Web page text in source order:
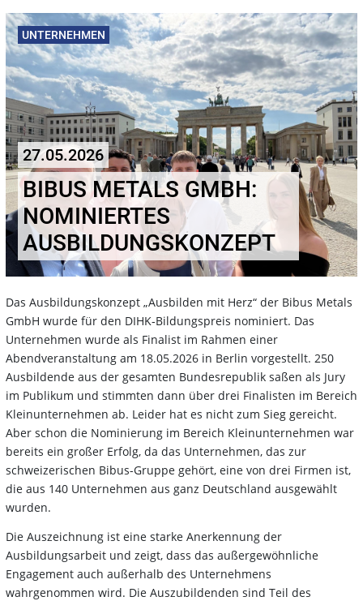
UNTERNEHMEN
27.05.2026
BIBUS METALS GMBH:
NOMINIERTES
AUSBILDUNGSKONZEPT
Das Ausbildungskonzept „Ausbilden mit Herz“ der Bibus Metals
GmbH wurde für den DIHK‑Bildungspreis nominiert. Das
Unternehmen wurde als Finalist im Rahmen einer
Abendveranstaltung am 18.05.2026 in Berlin vorgestellt. 250
Ausbildende aus der gesamten Bundesrepublik saßen als Jury
im Publikum und stimmten dann über drei Finalisten im Bereich
Kleinunternehmen ab. Leider hat es nicht zum Sieg gereicht.
Aber schon die Nominierung im Bereich Kleinunternehmen war
bereits ein großer Erfolg, da das Unternehmen, das zur
schweizerischen Bibus-Gruppe gehört, eine von drei Firmen ist,
die aus 140 Unternehmen aus ganz Deutschland ausgewählt
wurden.
Die Auszeichnung ist eine starke Anerkennung der
Ausbildungsarbeit und zeigt, dass das außergewöhnliche
Engagement auch außerhalb des Unternehmens
wahrgenommen wird. Die Auszubildenden sind Teil des